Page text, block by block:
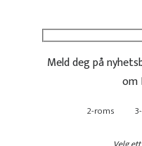
Meld deg på
om
2-roms